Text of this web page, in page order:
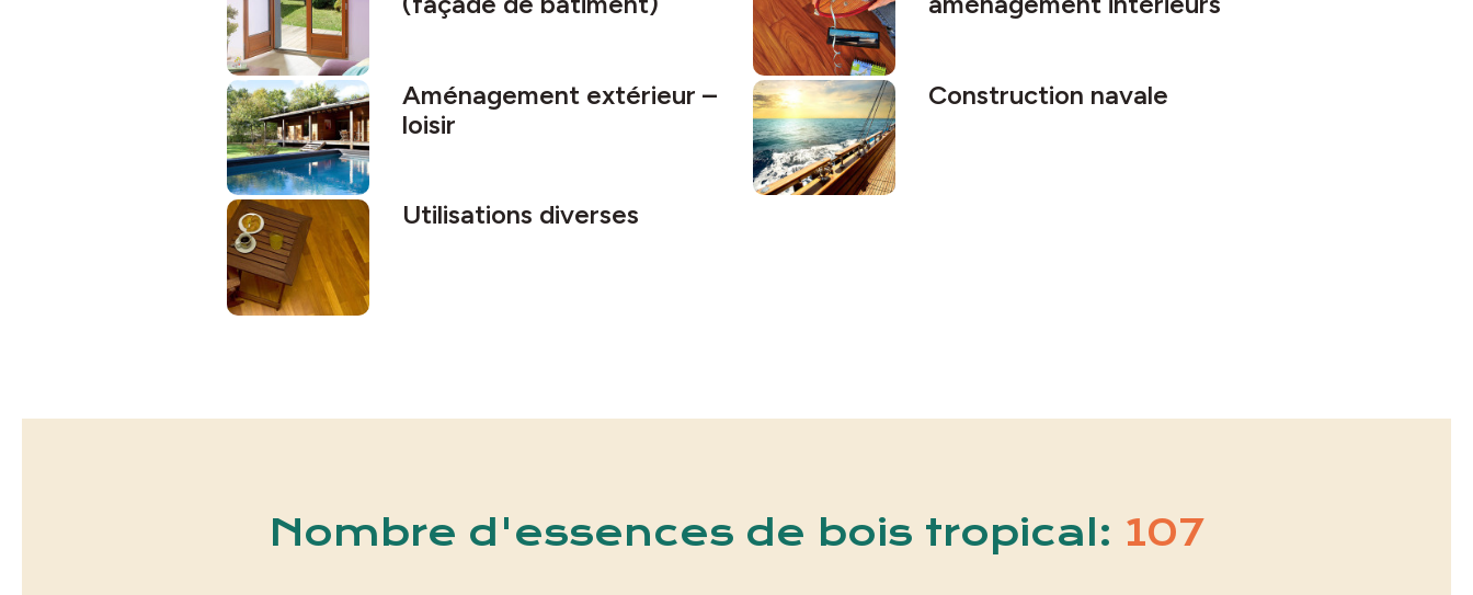
Aménagement extérieur –
loisir
Construction navale
Utilisations diverses
Nombre d'essences de bois tropical: 107